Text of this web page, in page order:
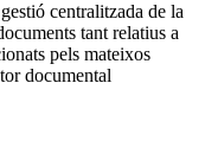
centralitzada de la
tant relatius a
pels mateixos
documental